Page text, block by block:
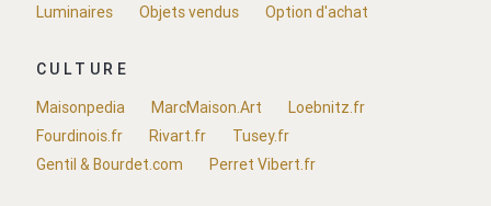
Luminaires
Objets vendus Option d'achat
CULTURE
Maisonpedia
MarcMaison.Art
Loebnitz.fr
Fourdinois.fr
Rivart.fr
Tusey.fr
Gentil & Bourdet.com
Perret Vibert.fr